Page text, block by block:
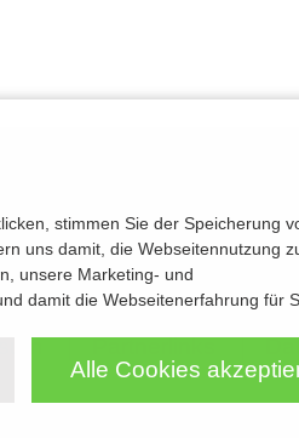
stimmen Sie der Speicherung
uns damit, die Webseitennutzung
unsere Marketing- und
damit die Webseitenerfahrung für
Alle Cookies